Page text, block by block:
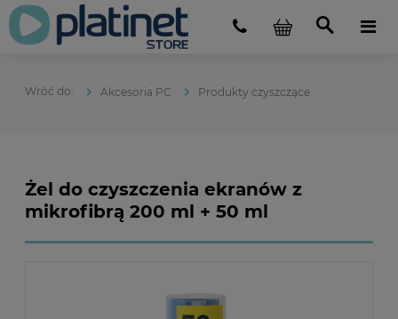
Akcesoria PC Produkty czyszczące
Żel do czyszczenia ekranów z
mikrofibrą 200 ml + 50 ml